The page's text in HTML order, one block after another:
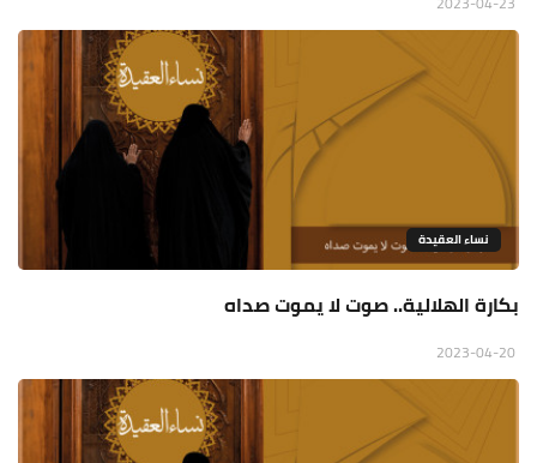
نساء العقيدة
بكارة الهلالية.. صوت لا يموت صداه